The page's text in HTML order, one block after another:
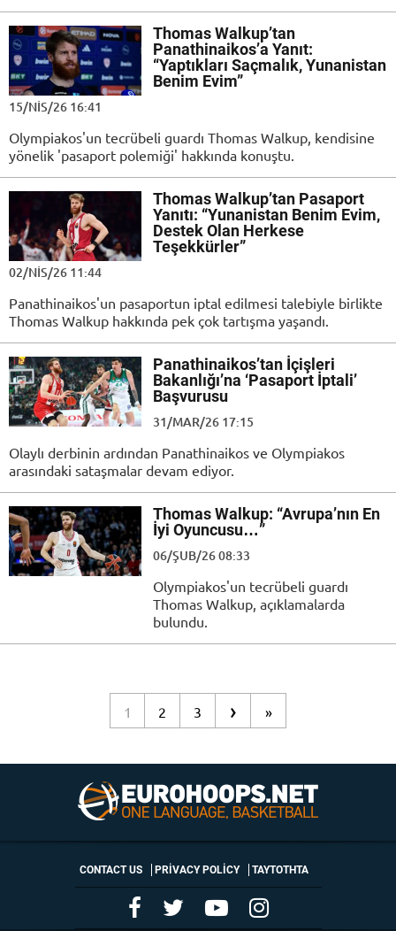
Thomas Walkup’tan
Panathinaikos’a Yanıt:
“Yaptıkları Saçmalık, Yunanistan
Benim Evim”
15/NIS/26 16:41
Olympiakos'un tecrübeli guardı Thomas Walkup, kendisine
yönelik 'pasaport polemiği' hakkında konuştu.
Thomas Walkup’tan Pasaport
Yanıtı: “Yunanistan Benim Evim,
Destek Olan Herkese
Teşekkürler”
02/NIS/26 11:44
Panathinaikos'un pasaportun iptal edilmesi talebiyle birlikte
Thomas Walkup hakkında pek çok tartışma yaşandı.
Panathinaikos’tan İçişleri
Bakanlığı’na ‘Pasaport İptali’
Başvurusu
31/MAR/26 17:15
Olaylı derbinin ardından Panathinaikos ve Olympiakos
arasındaki sataşmalar devam ediyor.
Thomas Walkup: “Avrupa’nın En
İyi Oyuncusu…”
06/ŞUB/26 08:33
Olympiakos'un tecrübeli guardı
Thomas Walkup, açıklamalarda
bulundu.
1 2 3 › »
CONTACT US PRIVACY POLICY ΤΑΥΤΟΤΗΤΑ